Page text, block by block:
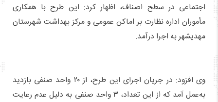
اجتماعی در سطح اصناف، اظهار کرد: این طرح با همکاری
مأموران اداره نظارت بر اماکن عمومی و مرکز بهداشت شهرستان
مهدیشهر به اجرا درآمد.
وی افزود: در جریان اجرای این طرح، از ۲۰ واحد صنفی بازدید
به‌عمل آمد که از این تعداد، ۳ واحد صنفی به دلیل عدم رعایت